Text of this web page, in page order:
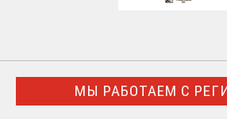
МЫ РАБОТАЕМ С